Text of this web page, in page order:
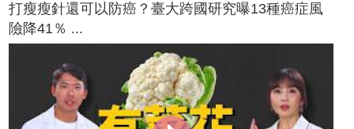
打瘦瘦針還可以防癌？臺大跨國研究曝13種癌症風
險降41％ ...